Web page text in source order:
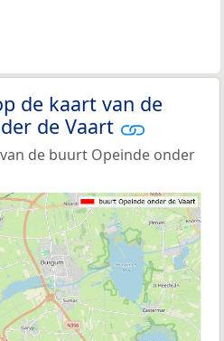
de kaart van de
de Vaart
de buurt Opeinde onder